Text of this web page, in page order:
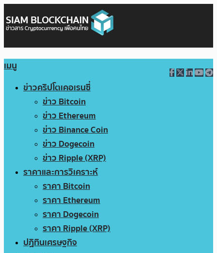
เมนู
ข่าวคริปโตเคอเรนซี่
ข่าว Bitcoin
ข่าว Ethereum
ข่าว Binance Coin
ข่าว Dogecoin
ข่าว Ripple (XRP)
ราคาและการวิเคราะห์
ราคา Bitcoin
ราคา Ethereum
ราคา Dogecoin
ราคา Ripple (XRP)
ปฏิทินเศรษฐกิจ